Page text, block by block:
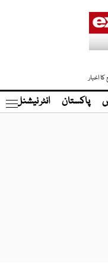
کا اخبار
پاکستان انٹر نیشنل